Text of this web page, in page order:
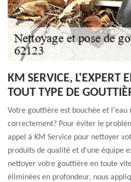
KM SERVICE, L'EXPERT
TOUT TYPE DE
Votre gouttière est bouchée et l'eau
correctement? Pour éviter le
appel à KM Service pour nettoyer
produits de qualité et d'une équipe
nettoyer votre gouttière en toute
éliminées en profondeur, nous